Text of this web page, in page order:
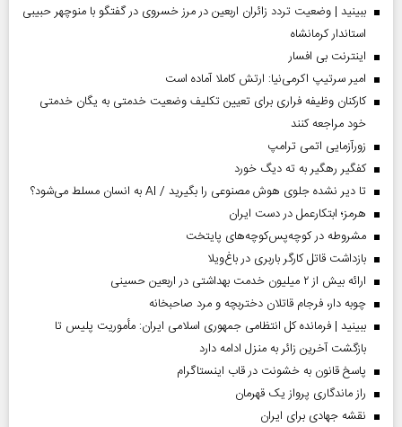
ببینید | وضعیت تردد زائران اربعین در مرز خسروی در گفتگو با منوچهر حبیبی
استاندار کرمانشاه
اینترنت بی افسار
امیر سرتیپ اکرمی‌نیا: ارتش کاملا آماده است
کارکنان وظیفه فراری برای تعیین تکلیف وضعیت خدمتی به یگان خدمتی
خود مراجعه کنند
زورآزمایی اتمی ترامپ
کفگیر رهگیر به ته دیگ خورد
تا دیر نشده جلوی هوش مصنوعی را بگیرید / AI به انسان مسلط می‌شود؟
هرمز؛ ابتکارعمل در دست ایران
مشروطه در کوچه‌پس‌کوچه‌های پایتخت
بازداشت قاتل کارگر باربری در باغ‌ویلا
ارائه بیش از ۲ میلیون خدمت بهداشتی در اربعین حسینی
چوبه دار، فرجام قاتلان دختربچه و مرد صاحبخانه
ببینید | فرمانده کل انتظامی جمهوری اسلامی ایران­: مأموریت پلیس تا
بازگشت آخرین زائر به منزل ادامه دارد
پاسخ قانون به خشونت در قاب اینستاگرام
راز ماندگاری پرواز یک قهرمان
نقشه جهادی برای ایران